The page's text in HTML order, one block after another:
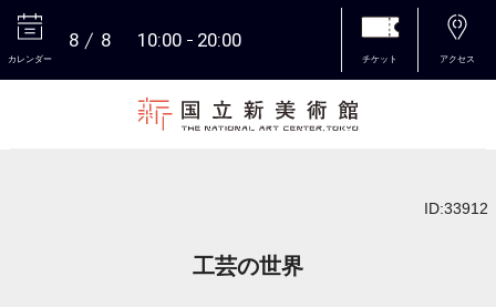
カレンダー
8 8 10:00 20:00
チケット アクセス
ID:33912
工芸の世界